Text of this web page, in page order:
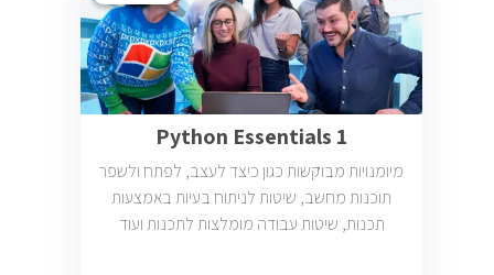
Python Essentials 1
מיומנויות מבוקשות כגון כיצד לעצב, לפתח ולשפר
תוכנות מחשב, שיטות לניתוח בעיות באמצעות
תכנות, שיטות עבודה מומלצות לתכנות ועוד